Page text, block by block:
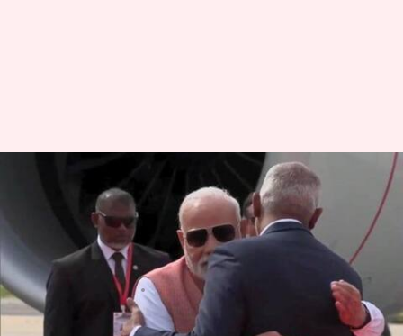
PM Modi : రెండు రోజుల పర్యటన
కోసం మాల్దీవులకు చేరుకున్న
మోదీ..స్వయంగా ప్రధానిని
ఆహ్వానించిన ముయిజ్జు
వ్రాసిన వారు Sirish Praharaju Jul 25, 2025 11:17 am